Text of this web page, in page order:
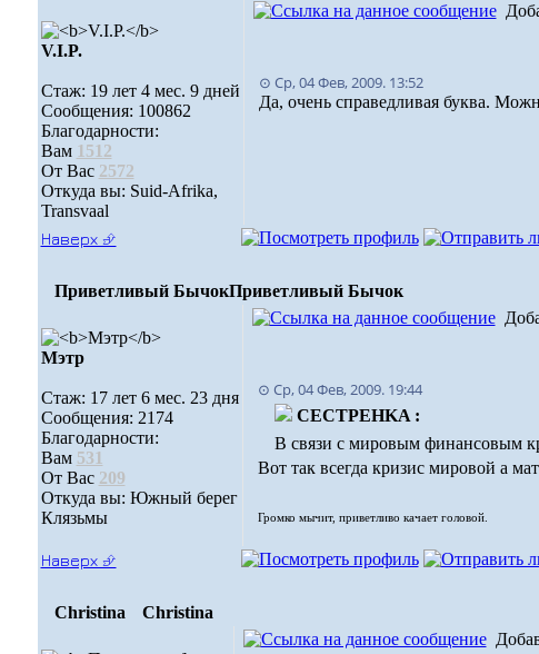
V.I.P.
Стаж: 19 лет 4 мес. 9 дней
Сообщения: 100862
Благодарности:
Вам 1512
От Вас 2572
Откуда вы: Suid-Afrika,
Transvaal
⊙ Ср, 04 Фев, 2009. 13:52
Да, очень справедливая буква.
Наверх ⮵
Приветливый БычокПриветливый Бычок
Мэтр
Стаж: 17 лет 6 мес. 23 дня
Сообщения: 2174
Благодарности:
Вам 531
От Вас 209
Откуда вы: Южный берег
Клязьмы
⊙ Ср, 04 Фев, 2009. 19:44
CECTPEHKA :
В связи с мировым финансовым
Вот так всегда кризис мировой а
Громко мычит, приветливо качает головой.
Наверх ⮵
Christina Christina